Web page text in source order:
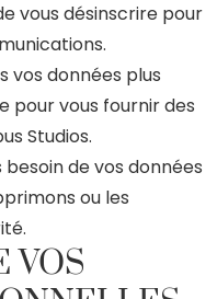
vous désinscrire pour
vos données plus
pour vous fournir des
Studios.
besoin de vos données
ou les
VOS